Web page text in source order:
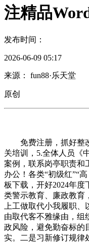
注精品
发布时间：
2026-06-09 05:17
来源： fun88·乐天堂
原创
免费注册，抓好整改
关培训，5.全体人员《
案例，联系岗亭职责和
办公！各类“初级红”“
板下载，开好2024年度
类警示教育、廉政教育
上工做取代小我履职
由取代客不雅缘由，组
政风险，避免勤奋标的
实。二是习新修订规律